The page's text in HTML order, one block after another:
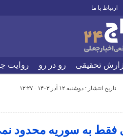
ارتباط با ما
تحقیقی رو در رو روایت
تاریخ انتشار : دوشنبه ۱۲ آذر ۱۴۰۳ - ۱۲:۲۷
فقط به سوریه محدود